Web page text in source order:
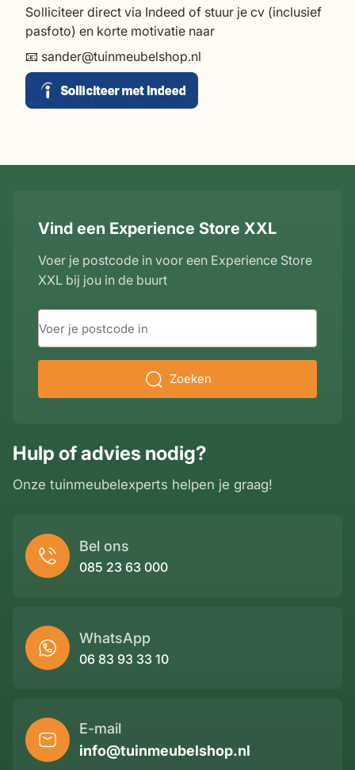
Solliciteer direct via Indeed of stuur je cv (inclusief
pasfoto) en korte motivatie naar
📧 sander@tuinmeubelshop.nl
Hulp of advies nodig?
Onze tuinmeubelexperts helpen je graag!
Bel ons
085 23 63 000
WhatsApp
06 83 93 33 10
E-mail
info@tuinmeubelshop.nl
Vind een Experience Store XXL
Voer je postcode in voor een Experience Store
XXL bij jou in de buurt
Zoeken